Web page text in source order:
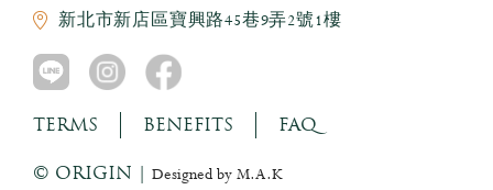
新北市新店區寶興路45巷9弄2號1樓
TERMS BENEFITS FAQ
© ORIGIN | Designed by M.A.K